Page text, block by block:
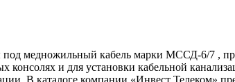
медножильный кабель марки МССД-6/7 ,
консолях и для установки кабельной
В каталоге компании «Инвест Телеком»